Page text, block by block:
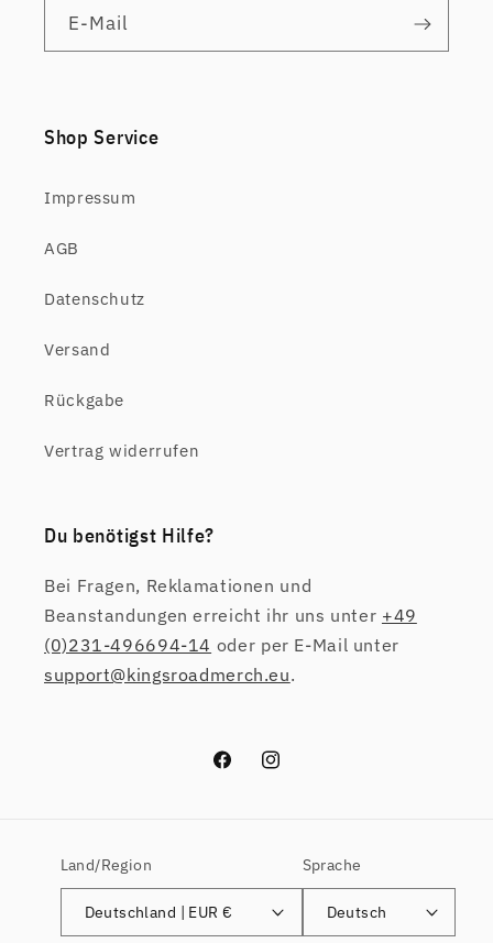
E-Mail
Shop Service
Impressum
AGB
Datenschutz
Versand
Rückgabe
Vertrag widerrufen
Du benötigst Hilfe?
Bei Fragen, Reklamationen und
Beanstandungen erreicht ihr uns unter +49
(0)231-496694-14 oder per E-Mail unter
support@kingsroadmerch.eu.
FacebookInstagram
Land/Region
Deutschland | EUR €
Sprache
Deutsch